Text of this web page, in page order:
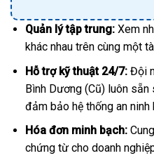
Quản lý tập trung:Xem
khác nhau trên cùng một
Hỗ trợ kỹ thuật 24/7:Đội
Bình Dương (Cũ) luôn
đảm bảo hệ thống an
Hóa đơn minh bạch:
chứng từ cho doanh